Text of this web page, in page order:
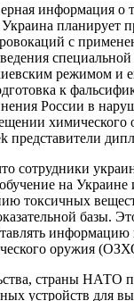
информация о
планирует
с
режимом и
к
России в
представители
сотрудники
на
токсичных
базы.
оружия
страны НАТО
устройств для